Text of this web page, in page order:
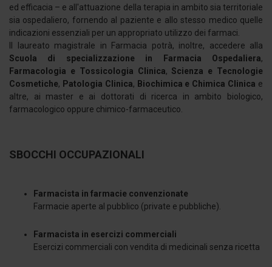
ed efficacia – e all'attuazione della terapia in ambito sia territoriale
sia ospedaliero, fornendo al paziente e allo stesso medico quelle
indicazioni essenziali per un appropriato utilizzo dei farmaci.
Il laureato magistrale in Farmacia potrà, inoltre, accedere alla
Scuola di specializzazione in Farmacia Ospedaliera,
Farmacologia e Tossicologia Clinica, Scienza e Tecnologie
Cosmetiche, Patologia Clinica, Biochimica e Chimica Clinica e
altre, ai master e ai dottorati di ricerca in ambito biologico,
farmacologico oppure chimico-farmaceutico.
SBOCCHI OCCUPAZIONALI
Farmacista in farmacie convenzionate
Farmacie aperte al pubblico (private e pubbliche).
Farmacista in esercizi commerciali
Esercizi commerciali con vendita di medicinali senza ricetta